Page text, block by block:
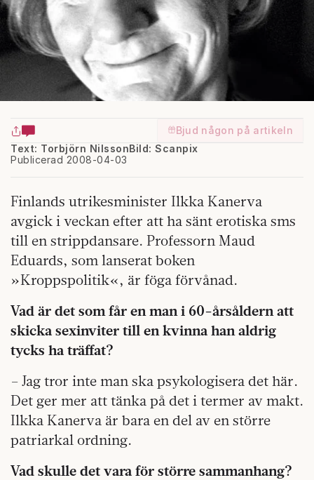
Bjud någon på artikeln
Text: Torbjörn Nilsson
Publicerad 2008-04-03
Bild: Scanpix
Finlands utrikesminister Ilkka Kanerva
avgick i veckan efter att ha sänt erotiska sms
till en strippdansare. Professorn Maud
Eduards, som lanserat boken
»Kroppspolitik«, är föga förvånad.
Vad är det som får en man i 60-årsåldern att
skicka sexinviter till en kvinna han aldrig
tycks ha träffat?
– Jag tror inte man ska psykologisera det här.
Det ger mer att tänka på det i termer av makt.
Ilkka Kanerva är bara en del av en större
patriarkal ordning.
Vad skulle det vara för större sammanhang?